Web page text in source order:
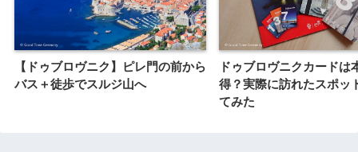
【ドゥブロヴニク】ピレ門の前から
バス＋徒歩でスルジ山へ
ドゥブロヴニクカードは
得？実際に訪れたスポッ
てみた